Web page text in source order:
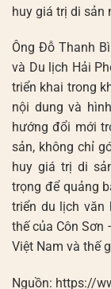
huy giá trị di sản
Ông Đỗ Thanh
và Du lịch Hải
triển khai trong
nội dung và
hướng đổi mới
sản, không chỉ
huy giá trị di
trọng để quảng
triển du lịch văn
thế của Côn Sơn
Việt Nam và thế
Nguồn: https://